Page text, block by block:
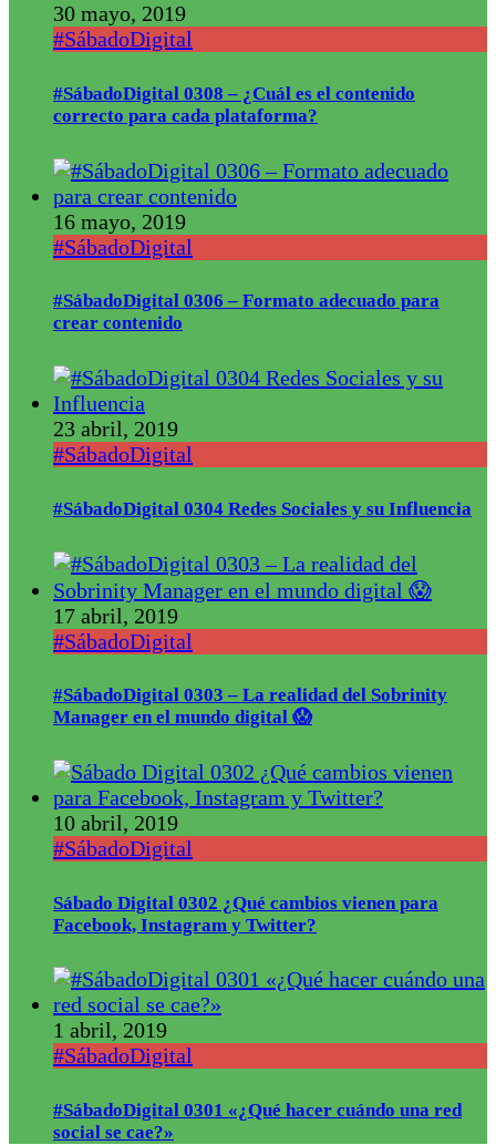
30 mayo, 2019
#SábadoDigital
#SábadoDigital 0308 – ¿Cuál es el contenido
correcto para cada plataforma?
16 mayo, 2019
#SábadoDigital
#SábadoDigital 0306 – Formato adecuado para
crear contenido
23 abril, 2019
#SábadoDigital
#SábadoDigital 0304 Redes Sociales y su Influencia
17 abril, 2019
#SábadoDigital
#SábadoDigital 0303 – La realidad del Sobrinity
Manager en el mundo digital 😱
10 abril, 2019
#SábadoDigital
Sábado Digital 0302 ¿Qué cambios vienen para
Facebook, Instagram y Twitter?
1 abril, 2019
#SábadoDigital
#SábadoDigital 0301 «¿Qué hacer cuándo una red
social se cae?»